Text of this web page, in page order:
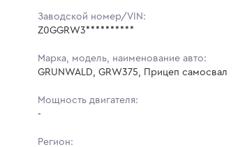
Заводской номер/VIN:
Z0GGRW3**********
Марка, модель, наименование авто:
GRUNWALD, GRW375, Прицеп самосвал
Мощность двигателя:
-
Регион: